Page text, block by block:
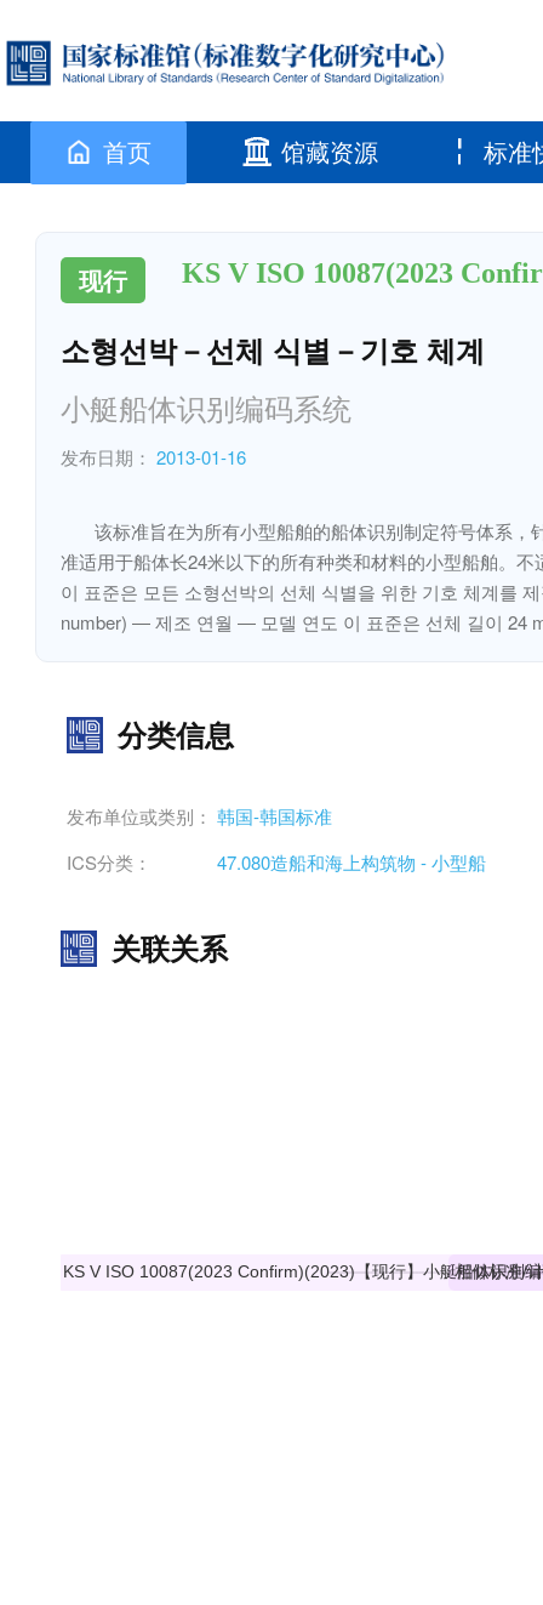
首页 馆藏资源 标准
现行 KS V ISO 10087(2023
소형선박－선체 식별－기호 체계
小艇船体识别编码系统
发布日期： 2013-01-16
该标准旨在为所有小型船舶的船体识别制定符号体
准适用于船体长24米以下的所有种类和材料的小型船舶。
이 표준은 모든 소형선박의 선체 식별을 위한 기호 체계를
number) ― 제조 연월 ― 모델 연도 이 표준은 선체 길이 24
分类信息
发布单位或类别： 韩国-韩国标准
ICS分类：
47.080造船和海上构筑物 - 小型船
关联关系